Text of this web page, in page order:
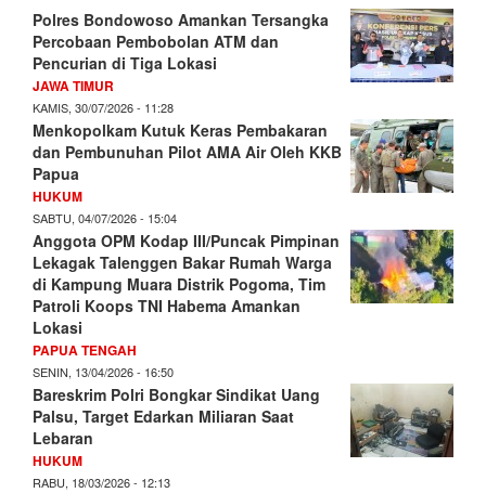
Polres Bondowoso Amankan Tersangka
Percobaan Pembobolan ATM dan
Pencurian di Tiga Lokasi
JAWA TIMUR
KAMIS, 30/07/2026 - 11:28
Menkopolkam Kutuk Keras Pembakaran
dan Pembunuhan Pilot AMA Air Oleh KKB
Papua
HUKUM
SABTU, 04/07/2026 - 15:04
Anggota OPM Kodap III/Puncak Pimpinan
Lekagak Talenggen Bakar Rumah Warga
di Kampung Muara Distrik Pogoma, Tim
Patroli Koops TNI Habema Amankan
Lokasi
PAPUA TENGAH
SENIN, 13/04/2026 - 16:50
Bareskrim Polri Bongkar Sindikat Uang
Palsu, Target Edarkan Miliaran Saat
Lebaran
HUKUM
RABU, 18/03/2026 - 12:13